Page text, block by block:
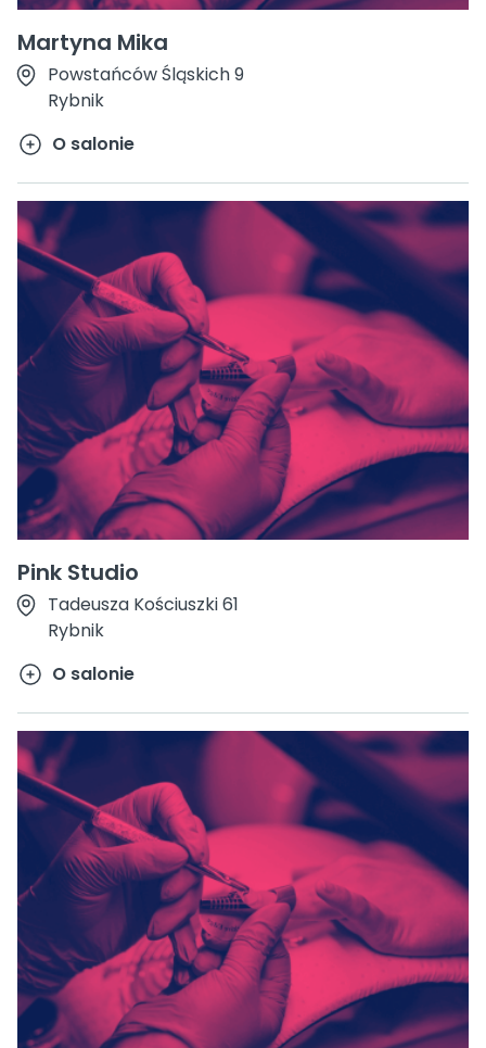
Martyna Mika
Powstańców Śląskich 9
Rybnik
O salonie
Pink Studio
Tadeusza Kościuszki 61
Rybnik
O salonie